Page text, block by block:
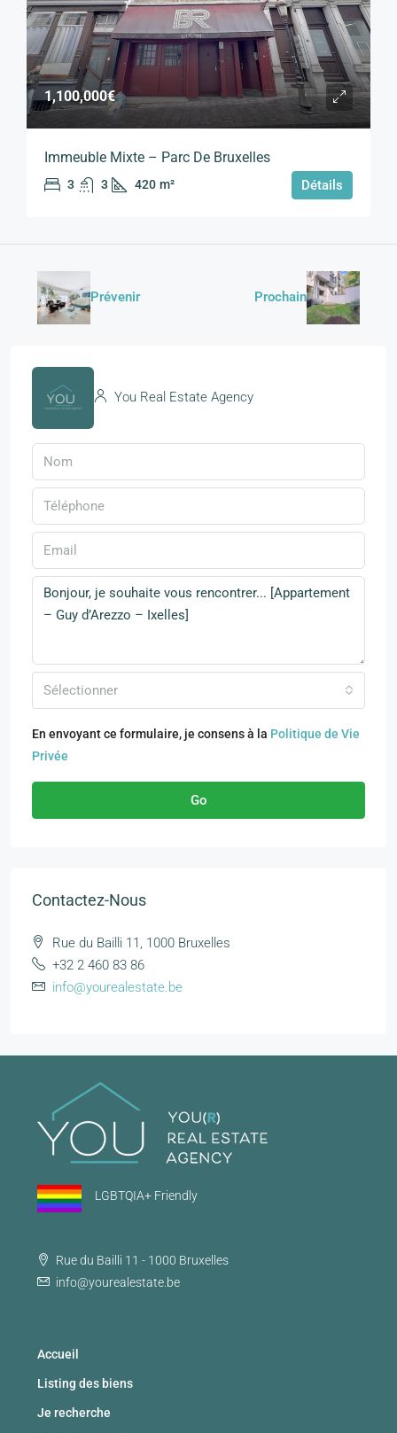
1,100,000€
Immeuble Mixte – Parc De Bruxelles
3 3 420 m² Détails
Prévenir Prochain
You Real Estate Agency
Sélectionner
En envoyant ce formulaire, je consens à la Politique de Vie
Privée
Go
Contactez-Nous
Rue du Bailli 11, 1000 Bruxelles
+32 2 460 83 86
info@yourealestate.be
LGBTQIA+ Friendly
Rue du Bailli 11 - 1000 Bruxelles
info@yourealestate.be
Accueil
Listing des biens
Je recherche